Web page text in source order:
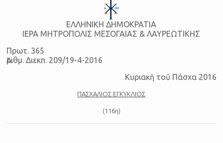
ΕΛΛΗΝΙΚΗ ΔΗΜΟΚΡΑΤΙΑ
ΙΕΡΑ ΜΗΤΡΟΠΟΛΙΣ ΜΕΣΟΓΑΙΑΣ & ΛΑΥΡΕΩΤΙΚΗΣ
Πρωτ. 365
Ἀριθμ. Διεκπ. 209/19-4-2016
Κυριακὴ τοῦ Πάσχα 2016
ΠΑΣΧΑΛΙΟΣ ΕΓΚΥΚΛΙΟΣ
(116η)